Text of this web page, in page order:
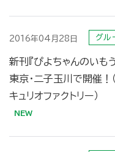
2016年04月28日 グル
新刊『ぴよちゃんのいも
東京・二子玉川で開催
キュリオファクトリー）